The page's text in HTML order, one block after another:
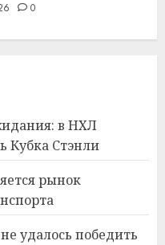
0
в НХЛ
Кубка Стэнли
рынок
удалось победить